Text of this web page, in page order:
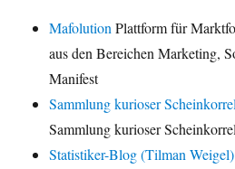
Mafolution Plattform für
aus den Bereichen Marketing,
Manifest
Sammlung kurioser
Sammlung kurioser
Statistiker-Blog (Tilman Weigel)